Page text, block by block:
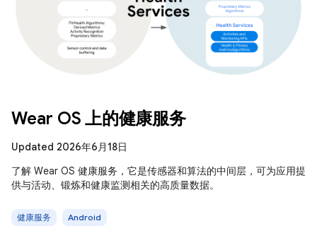
Wear OS 上的健康服务
Updated 2026年6月18日
了解 Wear OS 健康服务，它是传感器和算法的中间层，可为应用提
供与活动、锻炼和健康监测相关的高质量数据。
健康服务 Android